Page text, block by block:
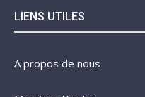
LIENS UTILES
A propos de nous